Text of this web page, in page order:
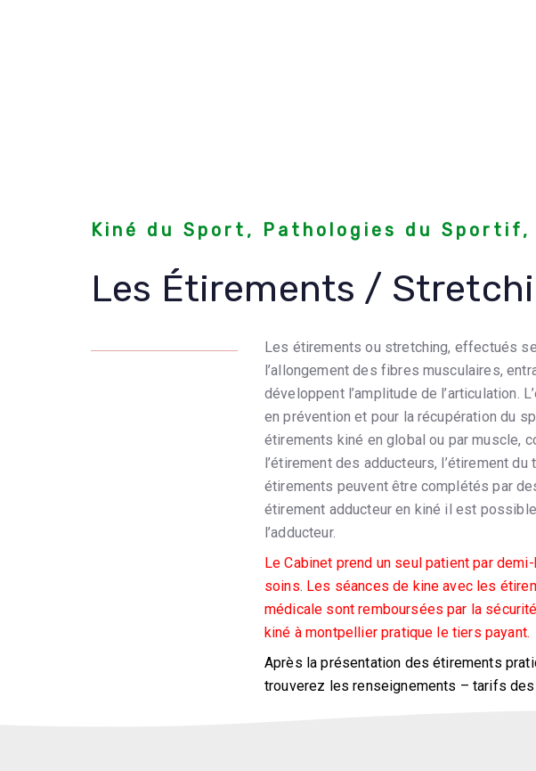
Kiné du Sport, Pathologies du Sportif,
Les Étirements /
Les étirements ou stretching, effectués
l’allongement des fibres musculaires,
développent l’amplitude de l’articulation.
en prévention et pour la récupération du
étirements kiné en global ou par muscle,
l’étirement des adducteurs, l’étirement
étirements peuvent être complétés par
étirement adducteur en kiné il est
l’adducteur.
Le Cabinet prend un seul patient par
soins. Les séances de kine avec les
médicale sont remboursées par la
kiné à montpellier pratique le tiers payant.
Après la présentation des étirements
trouverez les renseignements – tarifs